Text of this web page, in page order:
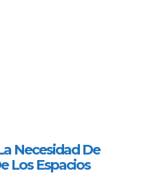
Necesidad De
Los Espacios